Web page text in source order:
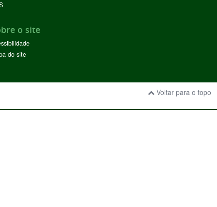
o site
do site
Voltar para o topo